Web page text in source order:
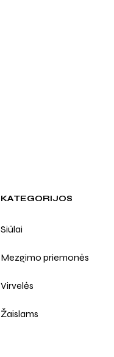
KATEGORIJOS
Siūlai
Mezgimo priemonės
Virvelės
Žaislams